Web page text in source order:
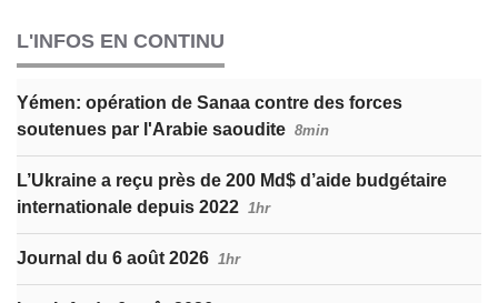
L'INFOS EN CONTINU
Yémen: opération de Sanaa contre des forces
soutenues par l'Arabie saoudite 8min
L’Ukraine a reçu près de 200 Md$ d’aide budgétaire
internationale depuis 2022 1hr
Journal du 6 août 2026 1hr